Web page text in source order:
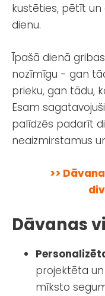
kustēties, pētīt
dienu.
Īpašā dienā
nozīmīgu - gan
prieku, gan tādu,
Esam
palīdzēs padarīt
neaizmirstamus
>>
Dāvanas
projektēta
mīksto